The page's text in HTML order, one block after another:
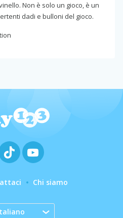
Non è solo un gioco, è un
dadi e bulloni del gioco.
Chi siamo